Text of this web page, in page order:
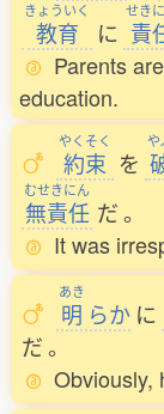
きょういく
教育 に
せき
責
Parents
education.
やくそく
約束 を
や
むせきにん
無責任 だ。
It was
あき
明 らか に
だ。
Obviously,